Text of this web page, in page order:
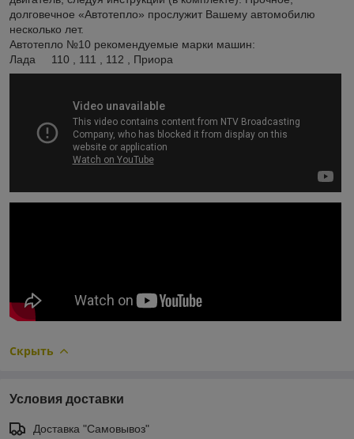
долговечное «Автотепло» прослужит Вашему автомобилю
несколько лет.
Автотепло №10 рекомендуемые марки машин:
Лада 110 , 111 , 112 , Приора
Скрыть
Условия доставки
Доставка "Самовывоз"